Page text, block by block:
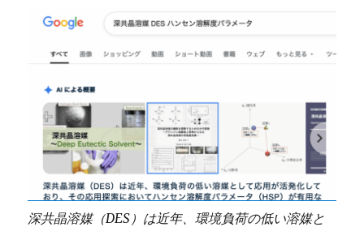
深共晶溶媒（DES）は近年、環境負荷の低い溶媒と